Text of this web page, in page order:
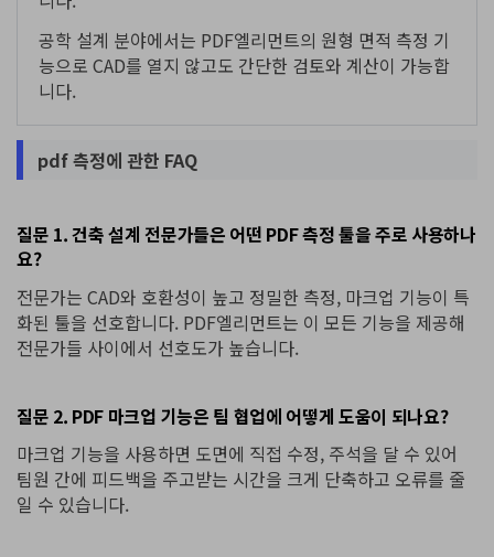
공학 설계 분야에서는 PDF엘리먼트의 원형 면적 측정 기
능으로 CAD를 열지 않고도 간단한 검토와 계산이 가능합
니다.
pdf 측정에 관한 FAQ
질문 1. 건축 설계 전문가들은 어떤 PDF 측정 툴을 주로 사용하나
요?
전문가는 CAD와 호환성이 높고 정밀한 측정, 마크업 기능이 특
화된 툴을 선호합니다. PDF엘리먼트는 이 모든 기능을 제공해
전문가들 사이에서 선호도가 높습니다.
질문 2. PDF 마크업 기능은 팀 협업에 어떻게 도움이 되나요?
마크업 기능을 사용하면 도면에 직접 수정, 주석을 달 수 있어
팀원 간에 피드백을 주고받는 시간을 크게 단축하고 오류를 줄
일 수 있습니다.